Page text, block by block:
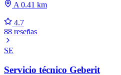
A 0.41 km
4.7
88 reseñas
SE
Servicio técnico Geberit